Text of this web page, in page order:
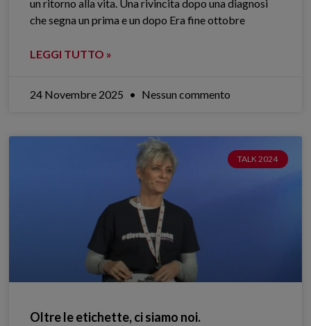
un ritorno alla vita. Una rivincita dopo una diagnosi
che segna un prima e un dopo Era fine ottobre
LEGGI TUTTO »
24 Novembre 2025 Nessun commento
TALK 2024
Oltre le etichette, ci siamo noi.